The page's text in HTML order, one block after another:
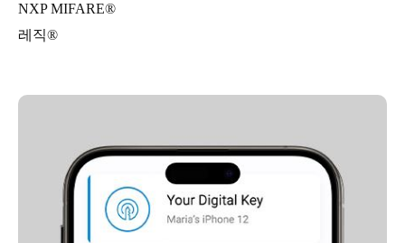
NXP MIFARE®
레직®